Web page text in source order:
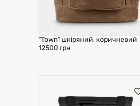
"Town" шкіряний, коричневий
12500 грн